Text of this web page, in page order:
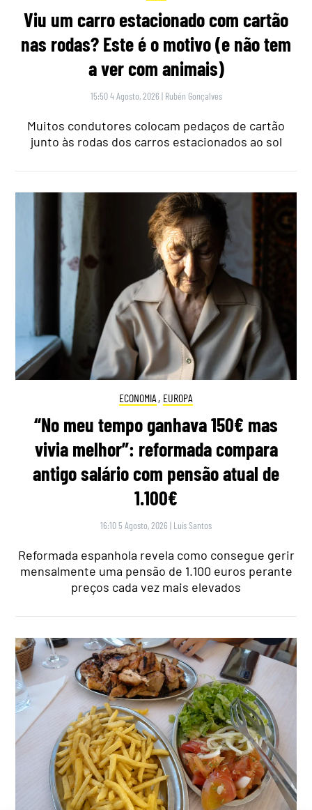
Viu um carro estacionado com cartão
nas rodas? Este é o motivo (e não tem
a ver com animais)
15:50 4 Agosto, 2026 | Rubén Gonçalves
Muitos condutores colocam pedaços de cartão
junto às rodas dos carros estacionados ao sol
ECONOMIA , EUROPA
“No meu tempo ganhava 150€ mas
vivia melhor”: reformada compara
antigo salário com pensão atual de
1.100€
16:10 5 Agosto, 2026 | Luís Santos
Reformada espanhola revela como consegue gerir
mensalmente uma pensão de 1.100 euros perante
preços cada vez mais elevados